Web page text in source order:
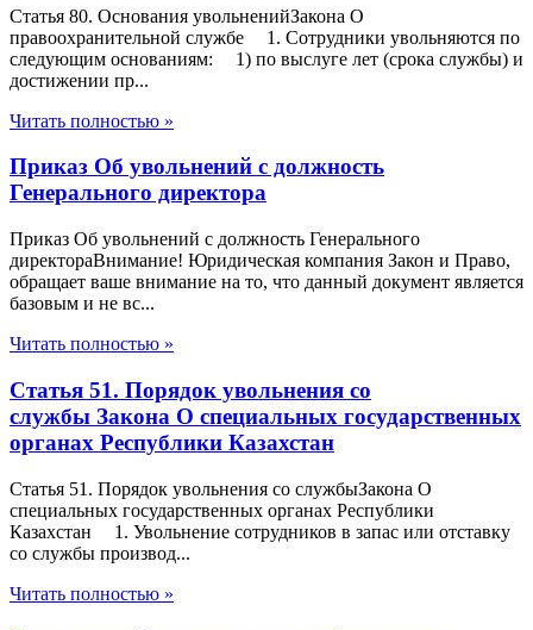
Статья 80. Основания увольненийЗакона О
правоохранительной службе 1. Сотрудники увольняются по
следующим основаниям: 1) по выслуге лет (срока службы) и
достижении пр...
Читать полностью »
Приказ Об увольнений с должность
Генерального директора
Приказ Об увольнений с должность Генерального
директораВнимание! Юридическая компания Закон и Право,
обращает ваше внимание на то, что данный документ является
базовым и не вс...
Читать полностью »
Статья 51. Порядок увольнения со
службы Закона О специальных государственных
органах Республики Казахстан
Статья 51. Порядок увольнения со службыЗакона О
специальных государственных органах Республики
Казахстан 1. Увольнение сотрудников в запас или отставку
со службы производ...
Читать полностью »